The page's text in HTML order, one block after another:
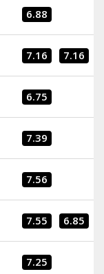
6.88
7.16 7.16
6.75
7.39
7.56
7.55 6.85
7.25